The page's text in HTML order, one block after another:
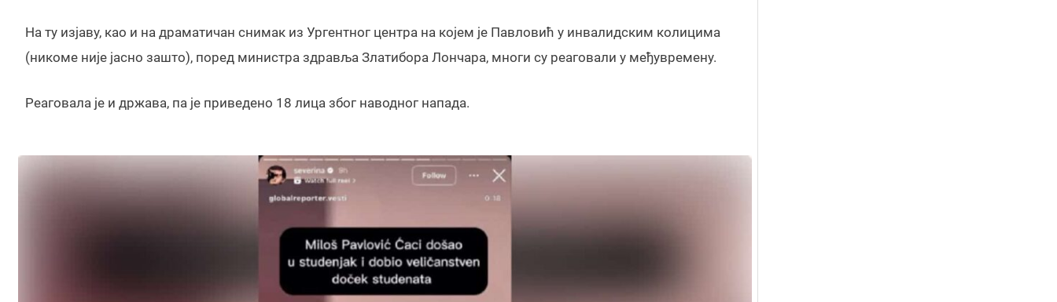
На ту изјаву, као и на драматичан снимак из Ургентног центра на којем је Павловић у инвалидским колицима
(никоме није јасно зашто), поред министра здравља Златибора Лончара, многи су реаговали у међувремену.
Реаговала је и држава, па је приведено 18 лица због наводног напада.